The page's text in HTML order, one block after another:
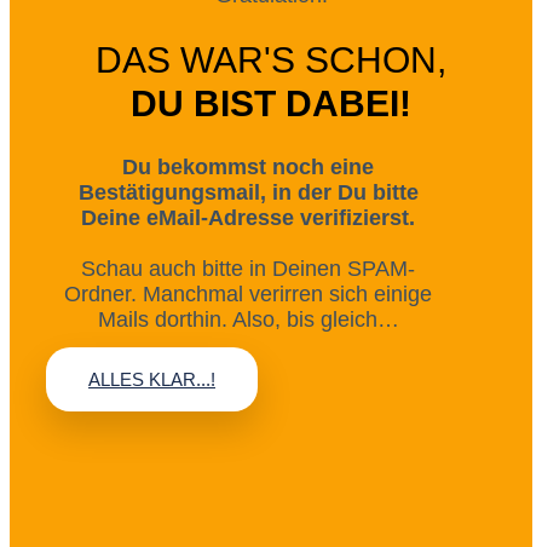
DAS WAR'S SCHON,
DU BIST DABEI!
Du bekommst noch eine
Bestätigungsmail, in der Du bitte
Deine eMail-Adresse verifizierst.
Schau auch bitte in Deinen SPAM-
Ordner. Manchmal verirren sich einige
Mails dorthin. Also, bis gleich…
ALLES KLAR...!